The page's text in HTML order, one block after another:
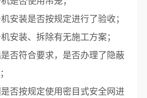
安装是否按规定进行了验收；
安装、拆除有无施工方案；
否符合要求，是否办理了隐蔽
否按规定使用密目式安全网进